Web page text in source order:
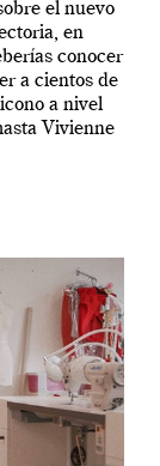
el nuevo
en
conocer
a cientos de
a nivel
Vivienne